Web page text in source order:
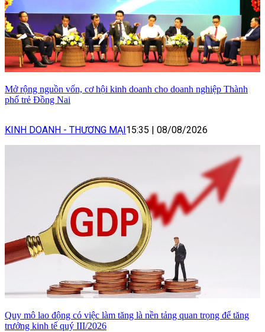
Mở rộng nguồn vốn, cơ hội kinh doanh cho doanh nghiệp Thành
phố trẻ Đồng Nai
KINH DOANH - THƯƠNG MẠI 15:35 08/08/2026
Quy mô lao động có việc làm tăng là nền tảng quan trọng để tăng
trưởng kinh tế quý III/2026